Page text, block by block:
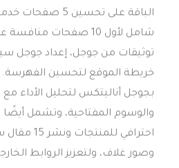
الباقة على تحسين
شامل لأول 10 صفحات
توثيقات من جوجل، إعداد جوجل
خريطة الموقع لتحسين الفهرسة.
بجوجل أناليتكس لتحليل الأداء مع
والوسوم المفتاحية، وتشمل
احترافي